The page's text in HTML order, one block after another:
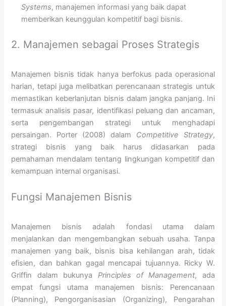
Systems, manajemen informasi yang baik dapat
memberikan keunggulan kompetitif bagi bisnis.
2. Manajemen sebagai Proses Strategis
Manajemen bisnis tidak hanya berfokus pada operasional
harian, tetapi juga melibatkan perencanaan strategis untuk
memastikan keberlanjutan bisnis dalam jangka panjang. Ini
termasuk analisis pasar, identifikasi peluang dan ancaman,
serta pengembangan strategi untuk menghadapi
persaingan. Porter (2008) dalam Competitive Strategy,
strategi bisnis yang baik harus didasarkan pada
pemahaman mendalam tentang lingkungan kompetitif dan
kemampuan internal organisasi.
Fungsi Manajemen Bisnis
Manajemen bisnis adalah fondasi utama dalam
menjalankan dan mengembangkan sebuah usaha. Tanpa
manajemen yang baik, bisnis bisa kehilangan arah, tidak
efisien, dan bahkan gagal mencapai tujuannya. Ricky W.
Griffin dalam bukunya Principles of Management, ada
empat fungsi utama manajemen bisnis: Perencanaan
(Planning), Pengorganisasian (Organizing), Pengarahan